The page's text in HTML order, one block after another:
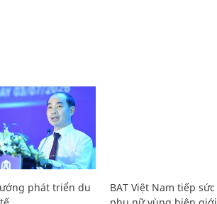
phát triển du
BAT Việt Nam tiếp sức